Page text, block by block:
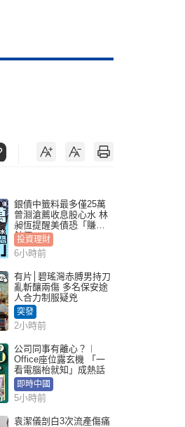
銀債中籤料最多僅25萬
曾淵滄薦收息股心水 林
昶恆提醒美債恐「賺息
蝕價」
投資理財
6小時前
有片│碧瑤灣赤膊男持刀
亂斬釀兩傷 多名保安途
人合力制服疑兇
突發
2小時前
公司同事有離心？︱
Office座位露玄機 「一
看電腦枱就知」成熱話
即時中國
5小時前
袁潔儀剖白3次流產傷痛